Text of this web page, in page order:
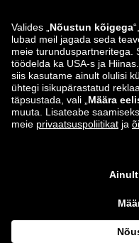
zalando-lounge.lu
zalando-lounge.lv
Leiad meid ka siit
*Võrreldes soovitusliku